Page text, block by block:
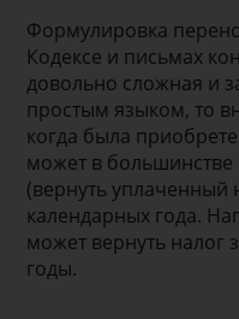
Формулировка
Кодексе и письмах
довольно сложная и
простым языком, то
когда была
может в большинстве
(вернуть уплаченный
календарных года.
может вернуть налог
годы.